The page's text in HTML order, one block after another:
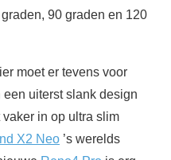
90 graden en 120
moet er tevens voor
uiterst slank design
in op ultra slim
X2 Neo ’s werelds